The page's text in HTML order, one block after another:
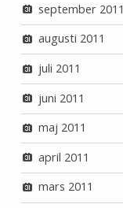
september 2011
augusti 2011
juli 2011
juni 2011
maj 2011
april 2011
mars 2011